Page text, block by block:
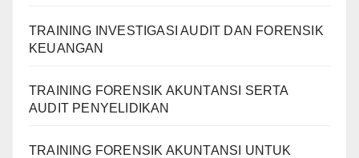
TRAINING INVESTIGASI AUDIT DAN FORENSIK
KEUANGAN
TRAINING FORENSIK AKUNTANSI SERTA
AUDIT PENYELIDIKAN
TRAINING FORENSIK AKUNTANSI UNTUK